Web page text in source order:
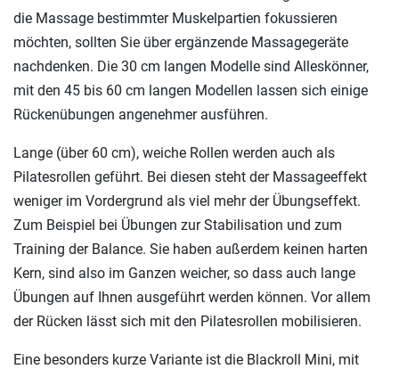
die Massage bestimmter Muskelpartien fokussieren
möchten, sollten Sie über ergänzende Massagegeräte
nachdenken. Die 30 cm langen Modelle sind Alleskönner,
mit den 45 bis 60 cm langen Modellen lassen sich einige
Rückenübungen angenehmer ausführen.
Lange (über 60 cm), weiche Rollen werden auch als
Pilatesrollen geführt. Bei diesen steht der Massageeffekt
weniger im Vordergrund als viel mehr der Übungseffekt.
Zum Beispiel bei Übungen zur Stabilisation und zum
Training der Balance. Sie haben außerdem keinen harten
Kern, sind also im Ganzen weicher, so dass auch lange
Übungen auf Ihnen ausgeführt werden können. Vor allem
der Rücken lässt sich mit den Pilatesrollen mobilisieren.
Eine besonders kurze Variante ist die Blackroll Mini, mit